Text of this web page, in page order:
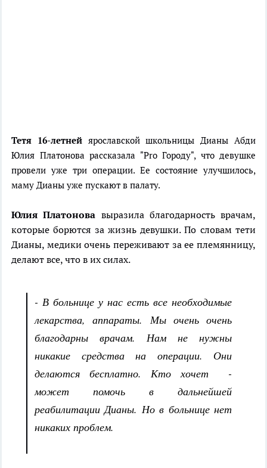
Тетя 16-летнейярославской школьницы Дианы Абди
Юлия Платонова рассказала "Pro Городу", что девушке
провели уже три операции. Ее состояние улучшилось,
маму Дианы уже пускают в палату.
Юлия Платонова выразила благодарность врачам,
которые борются за жизнь девушки. По словам тети
Дианы, медики очень переживают за ее племянницу,
делают все, что в их силах.
- В больнице у нас есть все необходимые
лекарства, аппараты. Мы очень очень
благодарны врачам. Нам не нужны
никакие средства на операции. Они
делаются бесплатно. Кто хочет -
может помочь в дальнейшей
реабилитации Дианы. Но в больнице нет
никаких проблем.